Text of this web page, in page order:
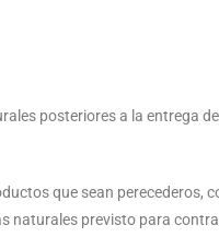
posteriores a la entrega
que sean perecederos,
naturales previsto para